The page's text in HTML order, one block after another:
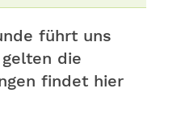
führt uns
die
findet hier